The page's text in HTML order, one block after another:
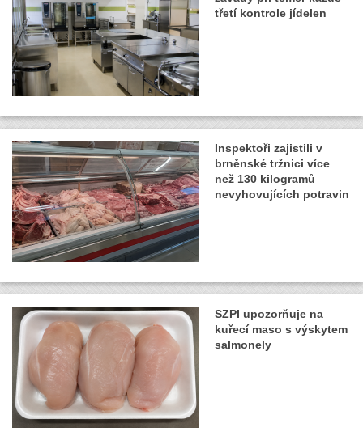
třetí kontrole jídelen
Inspektoři zajistili v
brněnské tržnici více
než 130 kilogramů
nevyhovujících potravin
SZPI upozorňuje na
kuřecí maso s výskytem
salmonely